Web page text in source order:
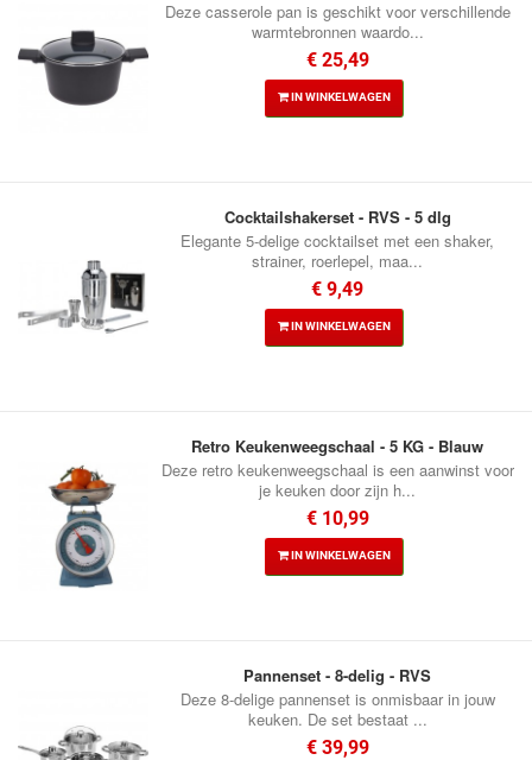
Deze casserole pan is geschikt voor verschillende
warmtebronnen waardo...
€ 25,49
IN WINKELWAGEN
Cocktailshakerset - RVS - 5 dlg
Elegante 5-delige cocktailset met een shaker,
strainer, roerlepel, maa...
€ 9,49
IN WINKELWAGEN
Retro Keukenweegschaal - 5 KG - Blauw
Deze retro keukenweegschaal is een aanwinst voor
je keuken door zijn h...
€ 10,99
IN WINKELWAGEN
Pannenset - 8-delig - RVS
Deze 8-delige pannenset is onmisbaar in jouw
keuken. De set bestaat ...
€ 39,99